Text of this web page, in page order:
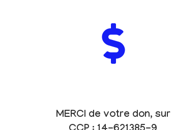
MERCI de votre don, sur